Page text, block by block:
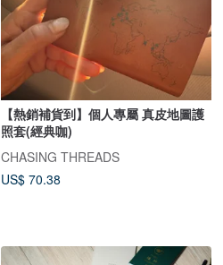
【熱銷補貨到】個人專屬 真皮地圖護
照套(經典咖)
CHASING THREADS
US$ 70.38